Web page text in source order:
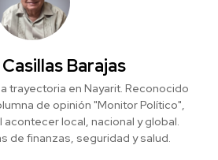
Barajas
trayectoria en Nayarit. Reconocido
de opinión "Monitor Político",
acontecer local, nacional y global.
de finanzas, seguridad y salud.